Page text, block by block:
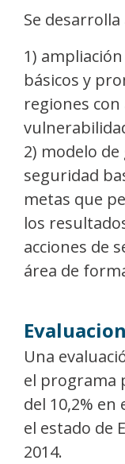
Se
1)
básicos y
regiones
2) modelo
seguridad
metas que
los
acciones de
área de
Una
el programa
del 10,2%
el estado de
2014.